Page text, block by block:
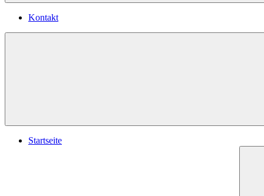
Kontakt
Startseite